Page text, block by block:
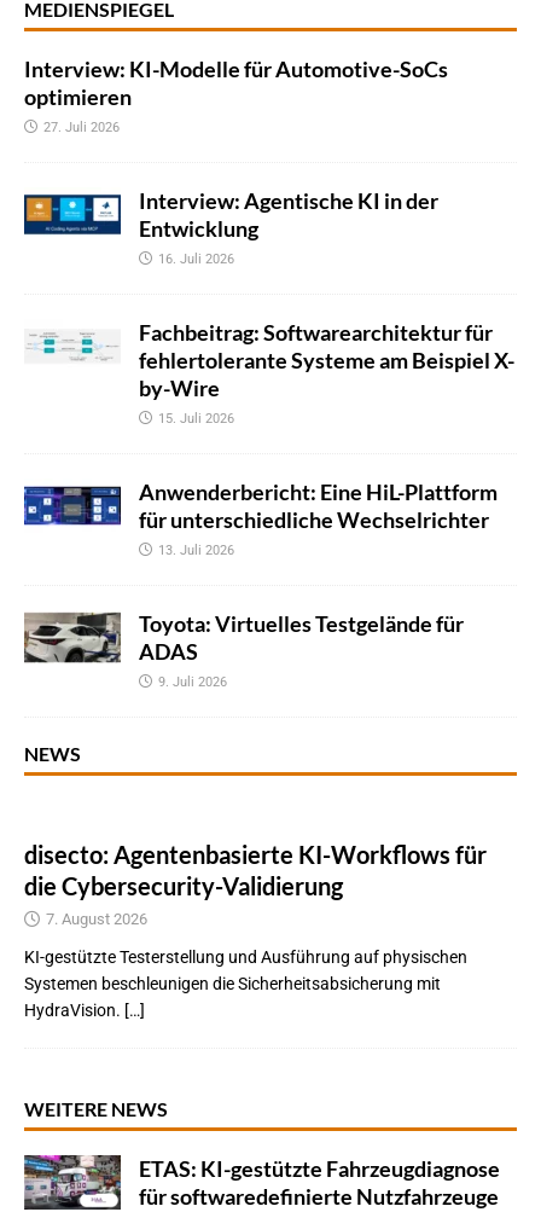
MEDIENSPIEGEL
Interview: KI-Modelle für Automotive-SoCs
optimieren
27. Juli 2026
Interview: Agentische KI in der
Entwicklung
16. Juli 2026
Fachbeitrag: Softwarearchitektur für
fehlertolerante Systeme am Beispiel X-
by-Wire
15. Juli 2026
Anwenderbericht: Eine HiL-Plattform
für unterschiedliche Wechselrichter
13. Juli 2026
Toyota: Virtuelles Testgelände für
ADAS
9. Juli 2026
NEWS
disecto: Agentenbasierte KI-Workflows für
die Cybersecurity-Validierung
7. August 2026
KI-gestützte Testerstellung und Ausführung auf physischen
Systemen beschleunigen die Sicherheitsabsicherung mit
HydraVision. […]
WEITERE NEWS
ETAS: KI-gestützte Fahrzeugdiagnose
für softwaredefinierte Nutzfahrzeuge